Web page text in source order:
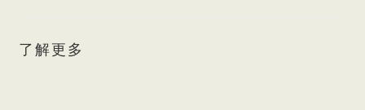
了解更多